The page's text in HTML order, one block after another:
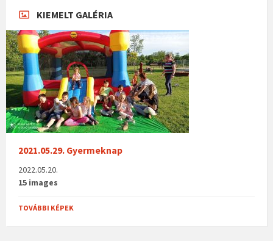
KIEMELT GALÉRIA
2021.05.29. Gyermeknap
2022.05.20.
15 images
TOVÁBBI KÉPEK